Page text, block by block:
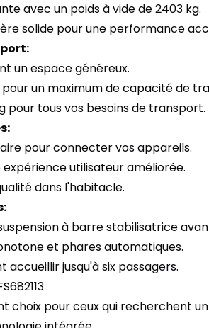
avec un poids à vide de 2403 kg.
solide pour une performance
un espace généreux.
un maximum de capacité de
pour tous vos besoins de transport.
pour connecter vos appareils.
utilisateur améliorée.
dans l'habitacle.
à barre stabilisatrice
et phares automatiques.
accueillir jusqu'à six passagers.
choix pour ceux qui recherchent